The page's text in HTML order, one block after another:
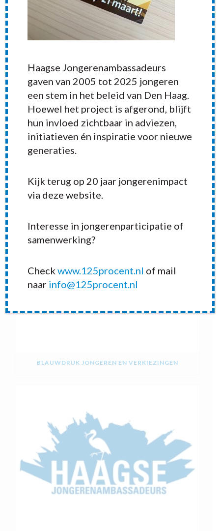
RECENT POSTS
BLAUWDRUK JONGEREN EN VERKIEZINGEN
Haagse Jongerenambassadeurs
gaven van 2005 tot 2025 jongeren
een stem in het beleid van Den Haag.
Hoewel het project is afgerond, blijft
hun invloed zichtbaar in adviezen,
initiatieven én inspiratie voor nieuwe
generaties.
Kijk terug op 20 jaar jongerenimpact
via deze website.
Interesse in jongerenparticipatie of
samenwerking?
Checkwww.125procent.nl of mail
naar info@125procent.nl